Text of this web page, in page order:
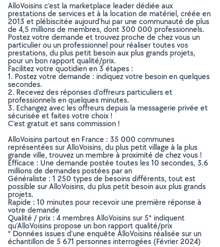
AlloVoisins c’est la marketplace leader dédiée aux
prestations de services et à la location de matériel, créée en
2013 et plébiscitée aujourd’hui par une communauté de plus
de 4,5 millions de membres, dont 300 000 professionnels.
Postez votre demande et trouvez proche de chez vous un
particulier ou un professionnel pour réaliser toutes vos
prestations, du plus petit besoin aux plus grands projets,
pour un bon rapport qualité/prix.
Facilitez votre quotidien en 3 étapes :
1. Postez votre demande : indiquez votre besoin en quelques
secondes.
2. Recevez des réponses d’offreurs particuliers et
professionnels en quelques minutes.
3. Echangez avec les offreurs depuis la messagerie privée et
sécurisée et faites votre choix !
C’est gratuit et sans commission !
AlloVoisins partout en France : 35 000 communes
représentées sur AlloVoisins, du plus petit village à la plus
grande ville, trouvez un membre à proximité de chez vous !
Efficace : Une demande postée toutes les 10 secondes, 3.6
millions de demandes postées par an
Généraliste : 1 250 types de besoins différents, tout est
possible sur AlloVoisins, du plus petit besoin aux plus grands
projets.
Rapide : 10 minutes pour recevoir une première réponse à
votre demande
Qualité / prix : 4 membres AlloVoisins sur 5* indiquent
qu’AlloVoisins propose un bon rapport qualité/prix
* Données issues d’une enquête AlloVoisins réalisée sur un
échantillon de 5 671 personnes interrogées (Février 2024)